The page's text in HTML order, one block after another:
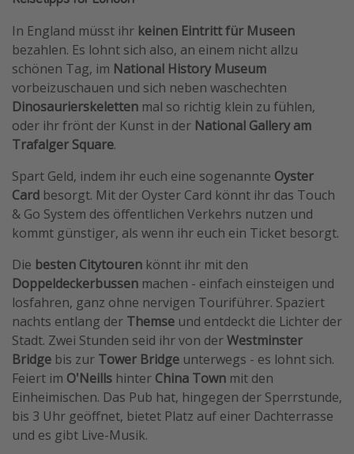
In England müsst ihr keinen Eintritt für Museen
bezahlen. Es lohnt sich also, an einem nicht allzu
schönen Tag, im National History Museum
vorbeizuschauen und sich neben waschechten
Dinosaurierskeletten mal so richtig klein zu fühlen,
oder ihr frönt der Kunst in der National Gallery am
Trafalger Square.
Spart Geld, indem ihr euch eine sogenannte Oyster
Card besorgt. Mit der Oyster Card könnt ihr das Touch
& Go System des öffentlichen Verkehrs nutzen und
kommt günstiger, als wenn ihr euch ein Ticket besorgt.
Die besten Citytouren könnt ihr mit den
Doppeldeckerbussen machen - einfach einsteigen und
losfahren, ganz ohne nervigen Touriführer. Spaziert
nachts entlang der Themse und entdeckt die Lichter der
Stadt. Zwei Stunden seid ihr von derWestminster
Bridge bis zur Tower Bridge unterwegs - es lohnt sich.
Feiert im O'Neills hinter China Town mit den
Einheimischen. Das Pub hat, hingegen der Sperrstunde,
bis 3 Uhr geöffnet, bietet Platz auf einer Dachterrasse
und es gibt Live-Musik.